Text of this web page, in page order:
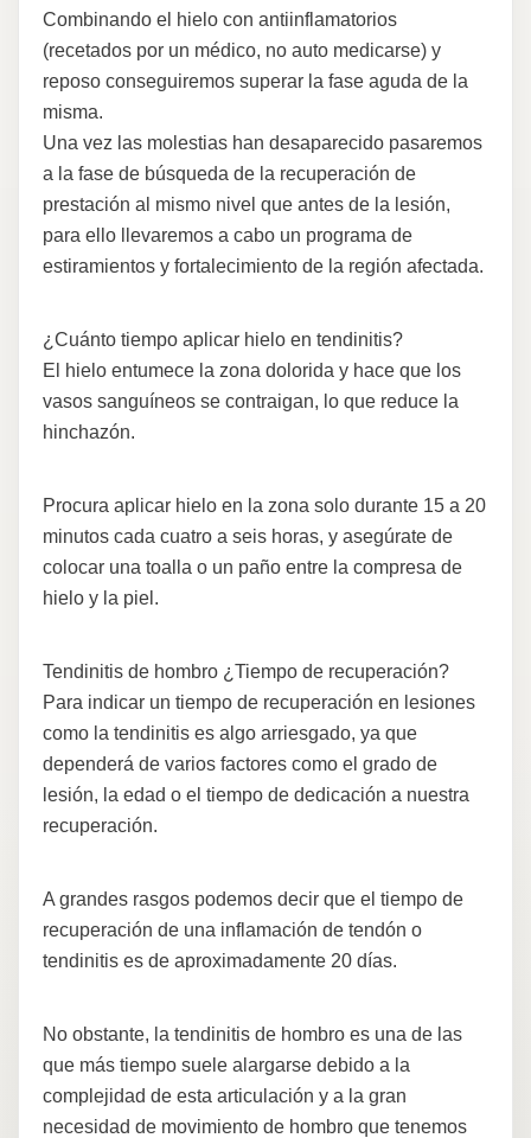
Combinando el hielo con antiinflamatorios
(recetados por un médico, no auto medicarse) y
reposo conseguiremos superar la fase aguda de la
misma.
Una vez las molestias han desaparecido pasaremos
a la fase de búsqueda de la recuperación de
prestación al mismo nivel que antes de la lesión,
para ello llevaremos a cabo un programa de
estiramientos y fortalecimiento de la región afectada.
¿Cuánto tiempo aplicar hielo en tendinitis?
El hielo entumece la zona dolorida y hace que los
vasos sanguíneos se contraigan, lo que reduce la
hinchazón.
Procura aplicar hielo en la zona solo durante 15 a 20
minutos cada cuatro a seis horas, y asegúrate de
colocar una toalla o un paño entre la compresa de
hielo y la piel.
Tendinitis de hombro ¿Tiempo de recuperación?
Para indicar un tiempo de recuperación en lesiones
como la tendinitis es algo arriesgado, ya que
dependerá de varios factores como el grado de
lesión, la edad o el tiempo de dedicación a nuestra
recuperación.
A grandes rasgos podemos decir que el tiempo de
recuperación de una inflamación de tendón o
tendinitis es de aproximadamente 20 días.
No obstante, la tendinitis de hombro es una de las
que más tiempo suele alargarse debido a la
complejidad de esta articulación y a la gran
necesidad de movimiento de hombro que tenemos